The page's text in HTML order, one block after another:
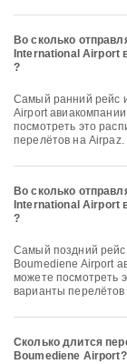
Во сколько
International Airport
?
Самый ранний рейс из Hamad International Airport в Houari Boumediene
Airport
посмотреть это
перелётов на Airpaz.
Во сколько
International Airport
?
Самый поздний рейс из Hamad International Airport в Houari
Boumediene Airport
можете посмотреть
варианты
Сколько длится
Boumediene Airport?